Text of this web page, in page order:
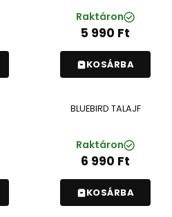
Raktáron
5 990 Ft
KOSÁRBA
BLUEBIRD TALAJF
Raktáron
6 990 Ft
KOSÁRBA